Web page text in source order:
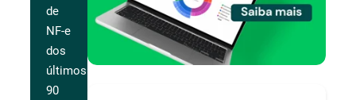
de
NF-e
dos
últimos
90